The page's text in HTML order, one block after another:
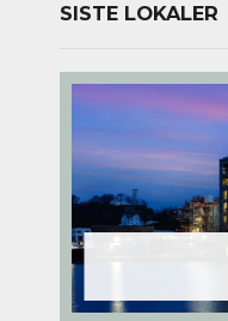
SISTE LOKALER